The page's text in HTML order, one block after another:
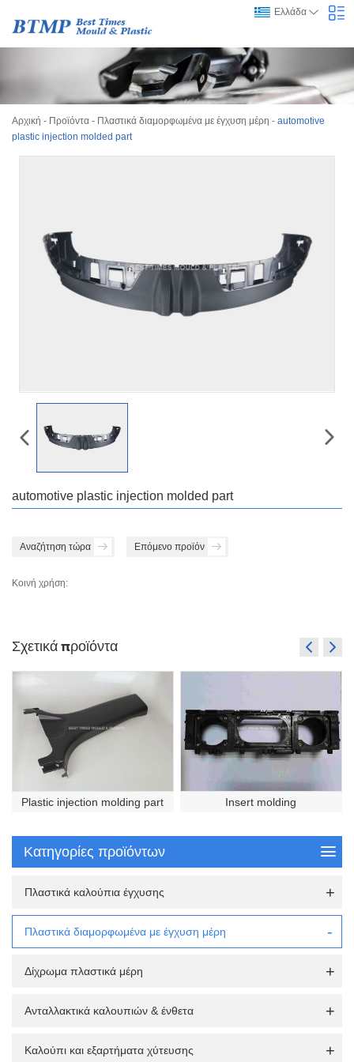
Ελλάδα
Αρχική - Προϊόντα - Πλαστικά διαμορφωμένα με έγχυση μέρη - automotive
plastic injection molded part
automotive plastic injection molded part
Αναζήτηση τώρα Επόμενο προϊόν
Κοινή χρήση:
Σχετικά προϊόντα
Plastic injection molding part Insert molding
Κατηγορίες προϊόντων
Πλαστικά καλούπια έγχυσης
Πλαστικά διαμορφωμένα με έγχυση μέρη
Δίχρωμα πλαστικά μέρη
Ανταλλακτικά καλουπιών & ένθετα
Καλούπι και εξαρτήματα χύτευσης